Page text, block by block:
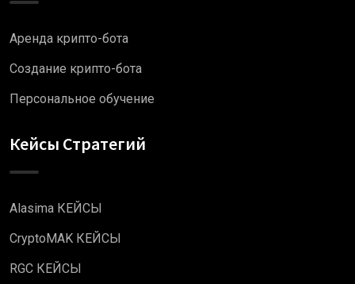
Аренда крипто-бота
Создание крипто-бота
Персональное обучение
Кейсы Стратегий
Alasima КЕЙСЫ
CryptoMAK КЕЙСЫ
RGC КЕЙСЫ